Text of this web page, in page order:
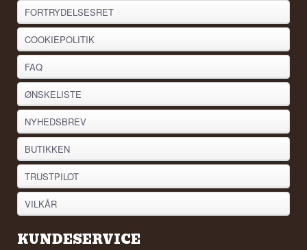
FORTRYDELSESRET
COOKIEPOLITIK
FAQ
ØNSKELISTE
NYHEDSBREV
BUTIKKEN
TRUSTPILOT
VILKÅR
KUNDESERVICE